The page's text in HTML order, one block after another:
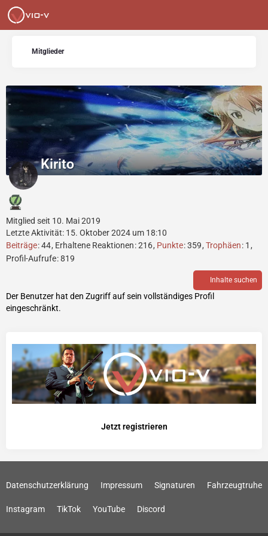
Mitglieder
Kirito
Mitglied seit 10. Mai 2019
Letzte Aktivität: 15. Oktober 2024 um 18:10
Beiträge 44 Erhaltene Reaktionen 216 Punkte 359 Trophäen 1
Profil-Aufrufe 819
Inhalte suchen
Der Benutzer hat den Zugriff auf sein vollständiges Profil
eingeschränkt.
Jetzt registrieren
Datenschutzerklärung Impressum Signaturen Fahrzeugtruhe
Instagram TikTok YouTube Discord